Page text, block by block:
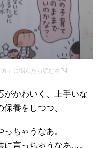
方」に悩んだら読む本P4
がかわいく、上手いな
養をしつつ、
ちゃうなあ。
に言っちゃうなあ…。